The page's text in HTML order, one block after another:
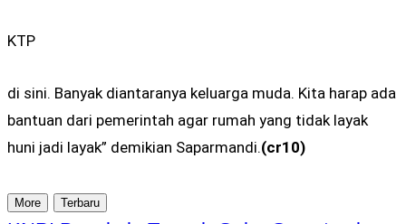
KTP
di sini. Banyak diantaranya keluarga muda. Kita harap ada
bantuan dari pemerintah agar rumah yang tidak layak
huni jadi layak” demikian Saparmandi.(cr10)
More Terbaru